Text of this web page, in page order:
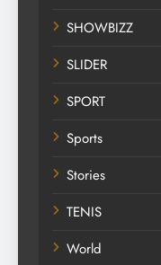
SHOWBIZZ
SLIDER
SPORT
Sports
Stories
TENIS
World